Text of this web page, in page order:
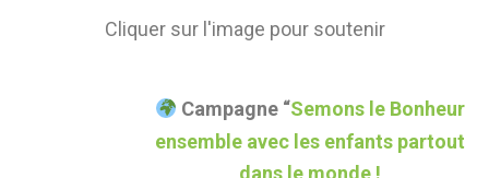
Cliquer sur l'image pour soutenir
Campagne “Semons le Bonheur
ensemble avec les enfants partout